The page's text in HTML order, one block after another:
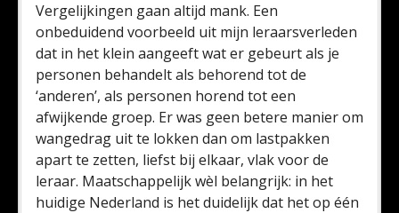
Vergelijkingen gaan altijd mank. Een
onbeduidend voorbeeld uit mijn leraarsverleden
dat in het klein aangeeft wat er gebeurt als je
personen behandelt als behorend tot de
‘anderen’, als personen horend tot een
afwijkende groep. Er was geen betere manier om
wangedrag uit te lokken dan om lastpakken
apart te zetten, liefst bij elkaar, vlak voor de
leraar. Maatschappelijk wèl belangrijk: in het
huidige Nederland is het duidelijk dat het op één